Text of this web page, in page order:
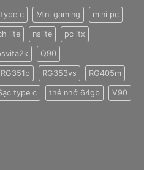
c Mini gaming mini pc
lite nslite pc itx
Q90
RG351p RG353vs RG405m
type c thẻ nhớ 64gb V90